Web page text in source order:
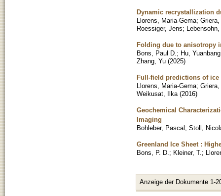
Dynamic recrystallization
Llorens, Maria-Gema; Griera,
Roessiger, Jens;
Folding due to anisotropy
Bons, Paul D. ; Hu, Yuanbang
Zhang, Yu (2025)
Full-field predictions of
Llorens, Maria-Gema; Griera,
Weikusat, Ilka (2016)
Geochemical
Imaging
Bohleber, Pascal; Stoll,
Greenland Ice Sheet :
Bons, P. D. ; Kleiner, T. ;
Anzeige der Dokumente 1-